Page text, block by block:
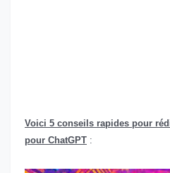
Voici 5 conseils rapides pour
pour ChatGPT :